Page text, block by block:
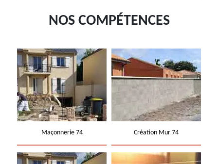
NOS COMPÉTENCES
Maçonnerie 74 Création Mur 74